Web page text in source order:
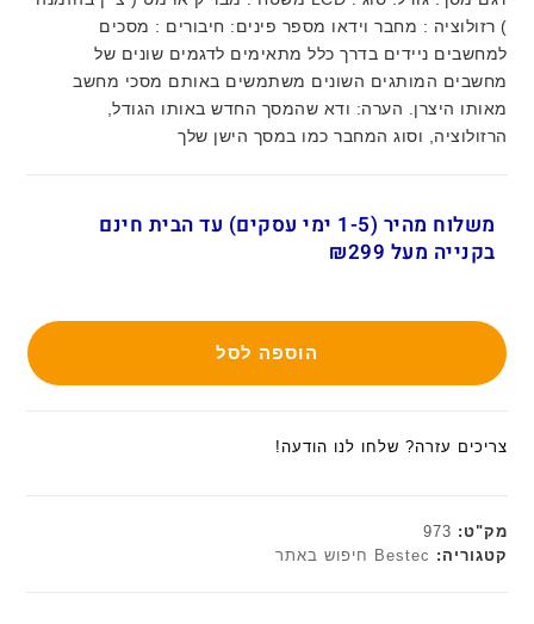
) רזולוציה : מחבר וידאו מספר פינים: חיבורים : מסכים
למחשבים ניידים בדרך כלל מתאימים לדגמים שונים של
מחשבים המותגים השונים משתמשים באותם מסכי מחשב
מאותו היצרן. הערה: ודא שהמסך החדש באותו הגודל,
הרזולוציה, וסוג המחבר כמו במסך הישן שלך
משלוח מהיר (1-5 ימי עסקים) עד הבית חינם
בקנייה מעל ₪299
הוספה לסל
צריכים עזרה? שלחו לנו הודעה!
מק"ט: 973
קטגוריה: Bestec חיפוש באתר